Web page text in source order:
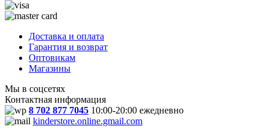
Доставка и оплата
Гарантия и возврат
Оптовикам
Магазины
Мы в соцсетях
Контактная информация
8 702 877 7045 10:00-20:00 ежедневно
kinderstore.online.gmail.com